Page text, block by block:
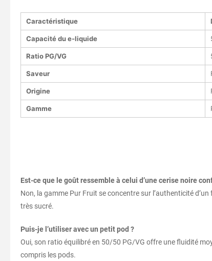
Caractéristique
Capacité du e-liquide
Ratio PG/VG
Saveur
Origine
Gamme
Est-ce que le goût ressemble à celui d’une cerise noire
Non, la gamme Pur Fruit se concentre sur l’authenticité
très sucré.
Puis-je l’utiliser avec un petit pod ?
Oui, son ratio équilibré en 50/50 PG/VG offre une fluidité
compris les pods.